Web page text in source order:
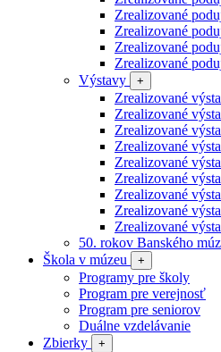
Zrealizované
Zrealizované
Zrealizované
Zrealizované
Výstavy
+
Zrealizované
Zrealizované
Zrealizované
Zrealizované
Zrealizované
Zrealizované
Zrealizované
Zrealizované
Zrealizované
50. rokov Banského
Škola v múzeu
+
Programy pre školy
Program pre verejnosť
Program pre seniorov
Duálne vzdelávanie
Zbierky
+